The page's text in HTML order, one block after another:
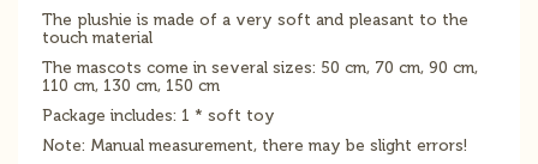
The plushie is made of a very soft and pleasant to the
touch material
The mascots come in several sizes: 50 cm, 70 cm, 90 cm,
110 cm, 130 cm, 150 cm
Package includes: 1 * soft toy
Note: Manual measurement, there may be slight errors!